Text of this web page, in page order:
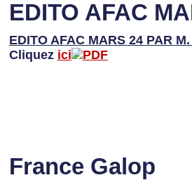
EDITO AFAC
EDITO AFAC MARS 24 PAR
Cliquez ici
France Galop